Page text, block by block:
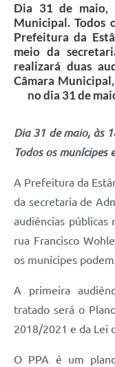
Ouvidoria
SIC
Dia 31 de maio,
Municipal. Todos
Prefeitura da
meio da
realizará duas
Câmara
no dia 31 de
Dia 31 de maio, às
Todos os munícipes
A Prefeitura da
da secretaria de
audiências públicas
rua Francisco
os munícipes
A primeira
tratado será o
2018/2021 e da Lei
O PPA é um